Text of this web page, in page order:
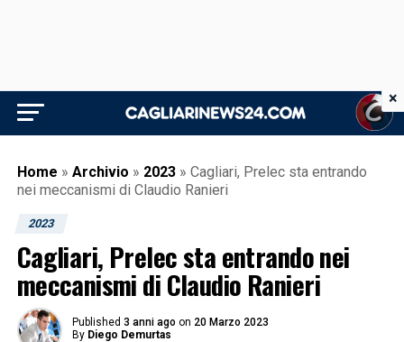
Home » Archivio » 2023 » Cagliari, Prelec sta entrando
nei meccanismi di Claudio Ranieri
2023
Cagliari, Prelec sta entrando nei
meccanismi di Claudio Ranieri
Published 3 anni ago on 20 Marzo 2023
By Diego Demurtas
×